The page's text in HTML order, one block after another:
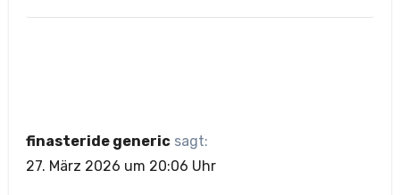
finasteride generic sagt:
27. März 2026 um 20:06 Uhr